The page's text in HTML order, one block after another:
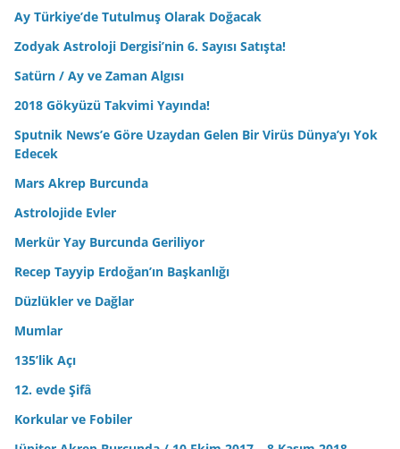
Ay Türkiye’de Tutulmuş Olarak Doğacak
Zodyak Astroloji Dergisi’nin 6. Sayısı Satışta!
Satürn / Ay ve Zaman Algısı
2018 Gökyüzü Takvimi Yayında!
Sputnik News’e Göre Uzaydan Gelen Bir Virüs Dünya’yı Yok
Edecek
Mars Akrep Burcunda
Astrolojide Evler
Merkür Yay Burcunda Geriliyor
Recep Tayyip Erdoğan’ın Başkanlığı
Düzlükler ve Dağlar
Mumlar
135’lik Açı
12. evde Şifâ
Korkular ve Fobiler